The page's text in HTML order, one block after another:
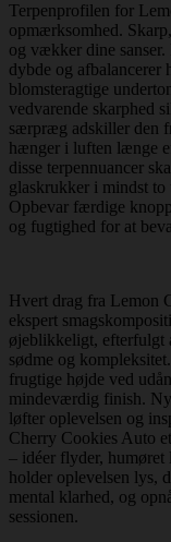
Terpenprofilen for
opmærksomhed.
og vækker dine
dybde og afbalancerer
blomsteragtige
vedvarende skarphed
særpræg adskiller den
hænger i luften længe
disse terpennuancer
glaskrukker i mindst
Opbevar færdige
og fugtighed for at
Hvert drag fra Lemon
ekspert
øjeblikkeligt, efterfulgt
sødme og
frugtige højde ved
mindeværdig finish.
løfter oplevelsen og
Cherry Cookies Auto
– idéer flyder, humøret
holder oplevelsen lys,
mental klarhed, og
sessionen.